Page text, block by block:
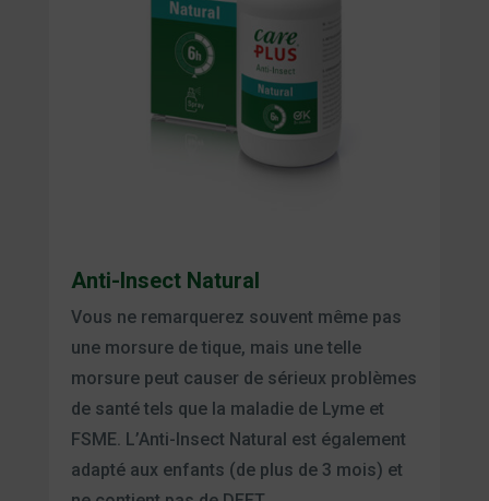
Anti-Insect Natural
Vous ne remarquerez souvent même pas
une morsure de tique, mais une telle
morsure peut causer de sérieux problèmes
de santé tels que la maladie de Lyme et
FSME. L’Anti-Insect Natural est également
adapté aux enfants (de plus de 3 mois) et